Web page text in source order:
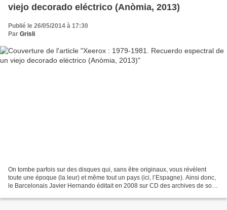
viejo decorado eléctrico (Anòmia, 2013)
Publié le 26/05/2014 à 17:30
Par Grisli
On tombe parfois sur des disques qui, sans être originaux, vous révèlent
toute une époque (la leur) et même tout un pays (ici, l’Espagne). Ainsi donc,
le Barcelonais Javier Hernando éditait en 2008 sur CD des archives de son